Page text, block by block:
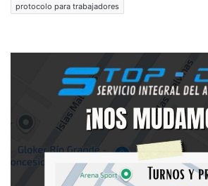
protocolo para trabajadores